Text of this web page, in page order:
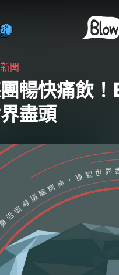
新聞
暢快痛飲！
盡頭